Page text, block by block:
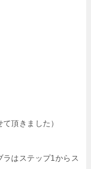
頂きました）
はステップ1からス